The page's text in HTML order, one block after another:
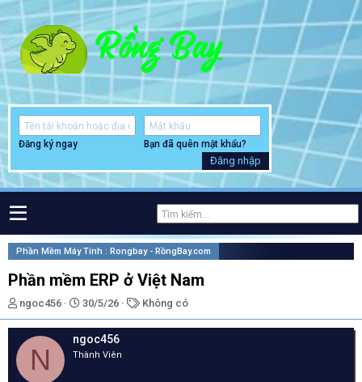
Đăng ký ngay Bạn đã quên mật khẩu?
Đăng nhập
Phần Mềm Máy Tính : Rongbay - RồngBay.com
Phần mềm ERP ở Việt Nam
T
h
r
e
d
ngoc456
N
g
à
y
g
30/5/26
T
ừ
k
Không có
N
ngoc456
Thành Viên